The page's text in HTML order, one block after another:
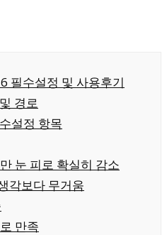
필수설정 및 사용후기
경로
설정 항목
눈 피로 확실히 감소
각보다 무거움
만족